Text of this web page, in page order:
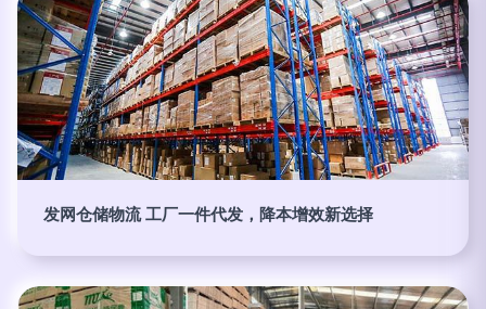
发网仓储物流 工厂一件代发，降本增效新选择